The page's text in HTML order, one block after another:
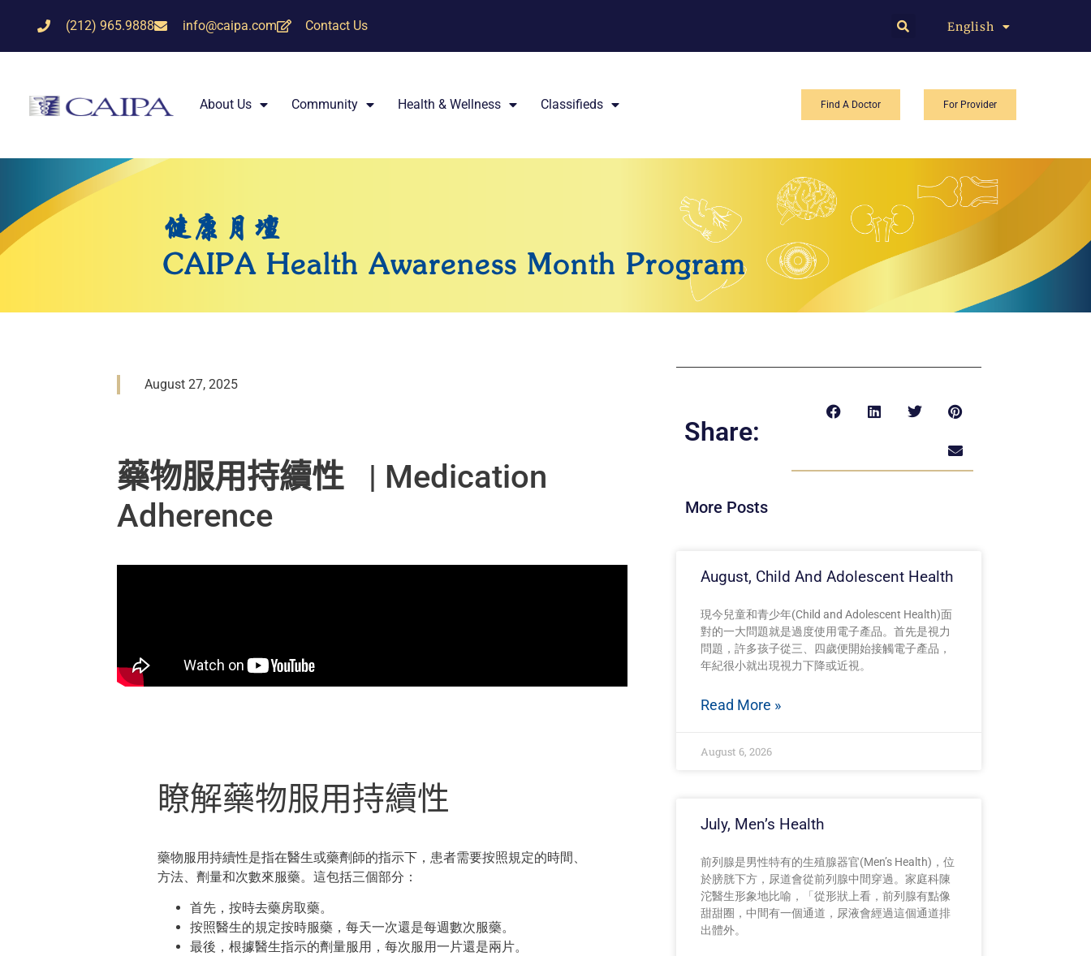
(212) 965.9888 info@caipa.com Contact Us English
中文
About Us Community Health & Wellness Classifieds Find A Doctor For Provider
健康月壇
CAIPA Health Awareness Month Program
August 27, 2025
藥物服用持續性
| Medication
Adherence
瞭解藥物服用持續性
藥物服用持續性是指在醫生或藥劑師的指示下，患者需要按照規定的時間、
方法、劑量和次數來服藥。這包括三個部分：
首先，按時去藥房取藥。
按照醫生的規定按時服藥，每天一次還是每週數次服藥。
最後，根據醫生指示的劑量服用，每次服用一片還是兩片。
Share:
More Posts
August, Child And Adolescent Health
現今兒童和青少年(Child and Adolescent Health)面
對的一大問題就是過度使用電子產品。首先是視力
問題，許多孩子從三、四歲便開始接觸電子產品，
年紀很小就出現視力下降或近視。
Read More »
August 6, 2026
July, Men’s Health
前列腺是男性特有的生殖腺器官(Men’s Health)，位
於膀胱下方，尿道會從前列腺中間穿過。家庭科陳
沱醫生形象地比喻，「從形狀上看，前列腺有點像
甜甜圈，中間有一個通道，尿液會經過這個通道排
出體外。